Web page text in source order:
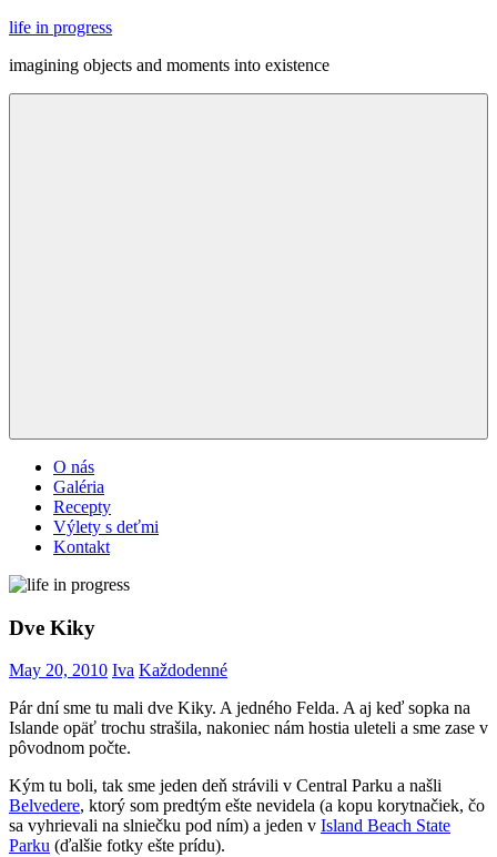
Skip
content
life in progress
imagining objects and moments into existence
O nás
Galéria
Recepty
Výlety s deťmi
Kontakt
Dve Kiky
May 20, 2010 Iva Každodenné
Pár dní sme tu mali dve Kiky. A jedného Felda. A aj keď sopka na
Islande opäť trochu strašila, nakoniec nám hostia uleteli a sme zase v
pôvodnom počte.
Kým tu boli, tak sme jeden deň strávili v Central Parku a našli
Belvedere, ktorý som predtým ešte nevidela (a kopu korytnačiek, čo
sa vyhrievali na slniečku pod ním) a jeden v Island Beach State
Parku (ďalšie fotky ešte prídu).